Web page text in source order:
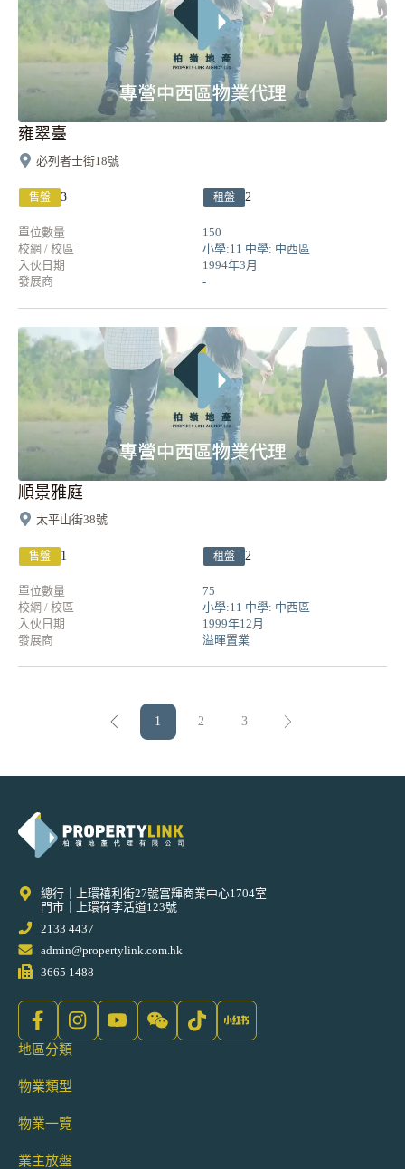
雍翠臺
必列者士街18號
售盤 3 租盤 2
單位數量
150
校網 / 校區
小學:11 中學: 中西區
入伙日期
1994年3月
發展商
-
順景雅庭
太平山街38號
售盤 1 租盤 2
單位數量
75
校網 / 校區
小學:11 中學: 中西區
入伙日期
1999年12月
發展商
溢暉置業
1 2 3
總行｜上環禧利街27號富輝商業中心1704室
門市｜上環荷李活道123號
2133 4437
admin@propertylink.com.hk
3665 1488
地區分類
物業類型
物業一覽
業主放盤